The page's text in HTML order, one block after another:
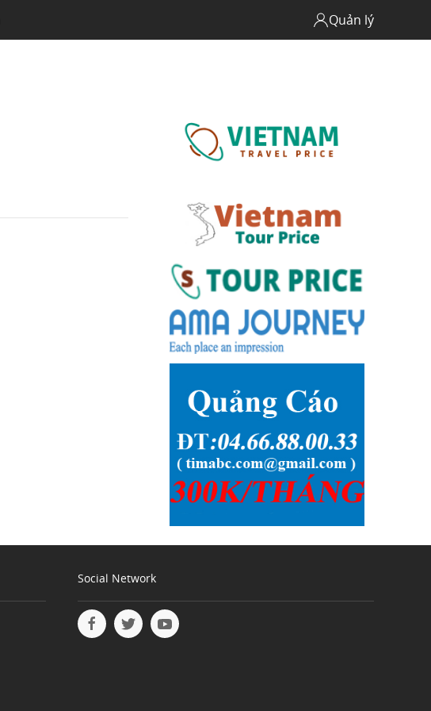
Quản lý
Social Network